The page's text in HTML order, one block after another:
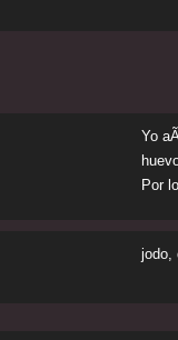
Yo
Por
jodo,